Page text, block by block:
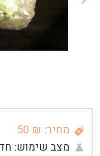
מחיר: ₪ 50
מצב שימוש: